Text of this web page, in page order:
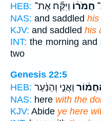
HEB:
חֲמֹר֔וֹ וַיִּקַּ֞ח אֶת־
NAS: and saddled his
KJV: and saddled his
INT: the morning and
two
Genesis 22:5
HEB: וַאֲנִ֣י וְהַנַּ֔עַר
NAS: here with the
KJV: Abide ye here